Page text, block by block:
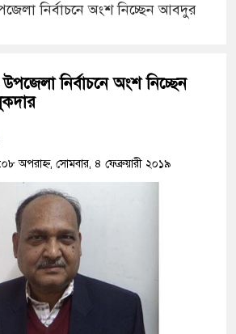
নির্বাচনে অংশ নিচ্ছেন আবদুর
নির্বাচনে অংশ নিচ্ছেন
অপরাহ্ন, সোমবার, ৪ ফেব্রুয়ারী ২০১৯